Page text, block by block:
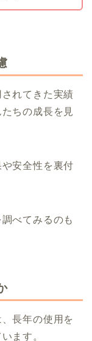
れてきた実績
ちの成長を見
安全性を裏付
べてみるのも
長年の使用を
ます。